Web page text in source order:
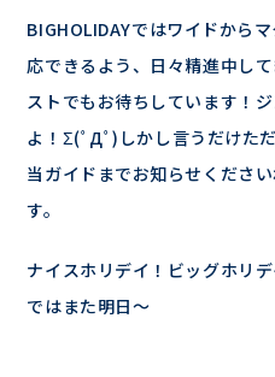
BIGHOLIDAYではワイドから
応できるよう、日々精進中し
ストでもお待ちしています！
よ！Σ(ﾟДﾟ)しかし言うだけた
当ガイドまでお知らせくださ
す。
ナイスホリデイ！ビッグホリデ
ではまた明日～